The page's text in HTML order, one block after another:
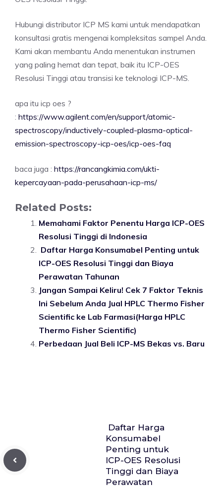
Hubungi distributor ICP MS kami untuk mendapatkan
konsultasi gratis mengenai kompleksitas sampel Anda.
Kami akan membantu Anda menentukan instrumen
yang paling hemat dan tepat, baik itu ICP-OES
Resolusi Tinggi atau transisi ke teknologi ICP-MS.
apa itu icp oes ?
: https://www.agilent.com/en/support/atomic-
spectroscopy/inductively-coupled-plasma-optical-
emission-spectroscopy-icp-oes/icp-oes-faq
baca juga : https://rancangkimia.com/ukti-
kepercayaan-pada-perusahaan-icp-ms/
Related Posts:
Memahami Faktor Penentu Harga ICP-OES
Resolusi Tinggi di Indonesia
Daftar Harga Konsumabel Penting untuk
ICP-OES Resolusi Tinggi dan Biaya
Perawatan Tahunan
Jangan Sampai Keliru! Cek 7 Faktor Teknis
Ini Sebelum Anda Jual HPLC Thermo Fisher
Scientific ke Lab Farmasi(Harga HPLC
Thermo Fisher Scientific)
Perbedaan Jual Beli ICP-MS Bekas vs. Baru
Daftar Harga
Konsumabel
Penting untuk
ICP-OES Resolusi
Tinggi dan Biaya
Perawatan